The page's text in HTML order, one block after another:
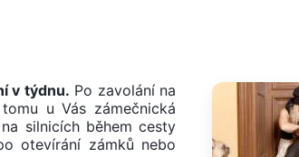
v týdnu. Po zavolání na
u Vás zámečnická
silnicích během cesty
otevírání zámků nebo